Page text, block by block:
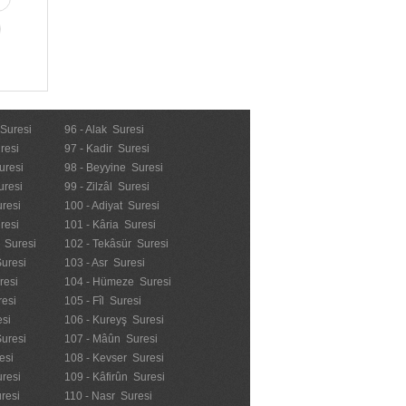
Suresi
96 - Alak Suresi
97 - Kadir Suresi
98 - Beyyine Suresi
99 - Zilzâl Suresi
100 - Adiyat Suresi
101 - Kâria Suresi
102 - Tekâsür Suresi
103 - Asr Suresi
104 - Hümeze Suresi
105 - Fîl Suresi
106 - Kureyş Suresi
107 - Mâûn Suresi
108 - Kevser Suresi
109 - Kâfirûn Suresi
110 - Nasr Suresi